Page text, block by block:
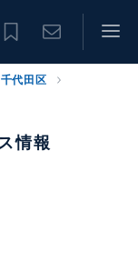
千代田区
情報